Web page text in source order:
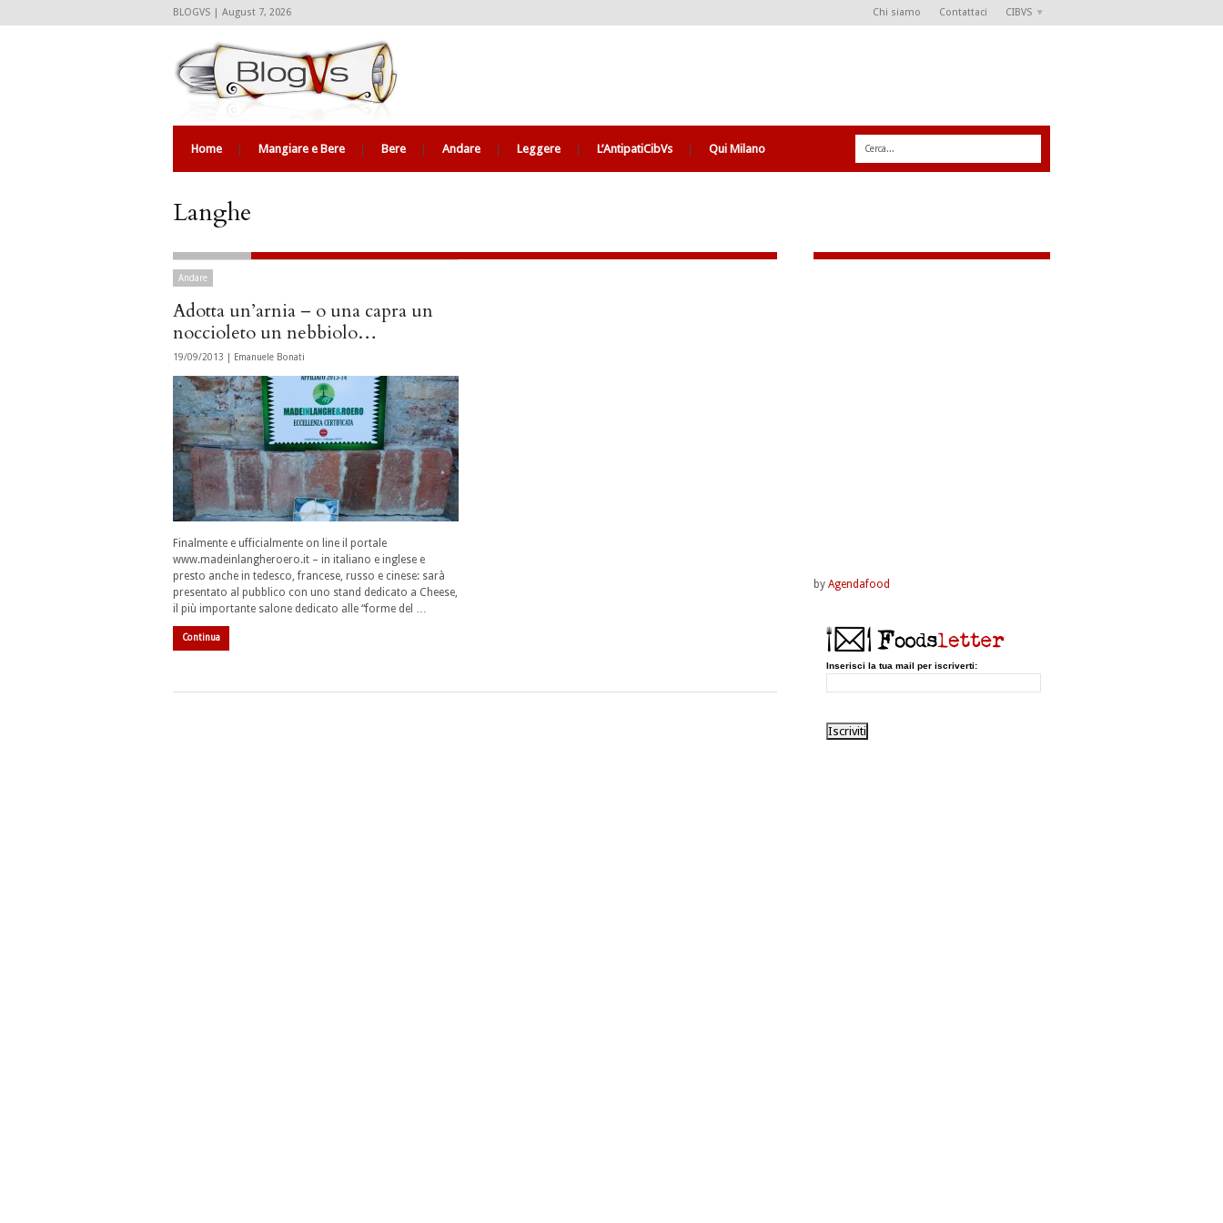
BLOGVS | August 7, 2026 Chi siamo Contattaci CIBVS
Home Mangiare e Bere Bere Andare Leggere L’AntipatiCibVs Qui Milano
Langhe
Andare
Adotta un’arnia – o una capra un
noccioleto un nebbiolo…
19/09/2013 | Emanuele Bonati
Finalmente e ufficialmente on line il portale
www.madeinlangheroero.it – in italiano e inglese e
presto anche in tedesco, francese, russo e cinese: sarà
presentato al pubblico con uno stand dedicato a Cheese,
il più importante salone dedicato alle “forme del …
Continua
by Agendafood
Inserisci la tua mail per iscriverti: